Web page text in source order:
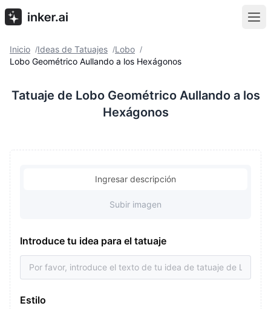
Inicio /Ideas de Tatuajes /Lobo /
Lobo Geométrico Aullando a los Hexágonos
Tatuaje de Lobo Geométrico Aullando a los
Hexágonos
Ingresar descripción
Subir imagen
Introduce tu idea para el tatuaje
Estilo